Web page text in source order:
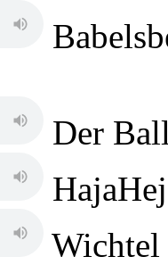
Der
Wichtel